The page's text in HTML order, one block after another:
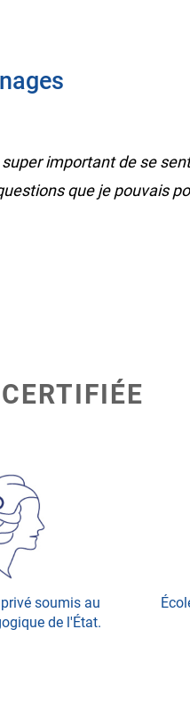
important de se
que je pouvais
soumis au
de l'État.